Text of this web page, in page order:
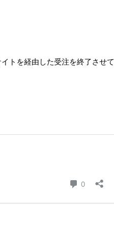
トを経由した受注を終了させて